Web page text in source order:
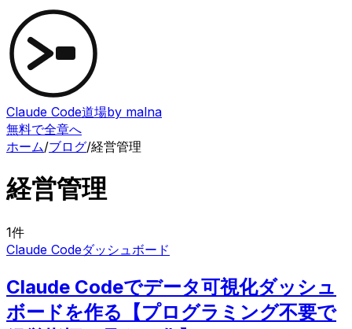
Claude Code道場by malna
無料で全章へ
ホーム/ブログ/経営管理
経営管理
1件
Claude Codeダッシュボード
Claude Codeでデータ可視化ダッシュ
ボードを作る【プログラミング不要で